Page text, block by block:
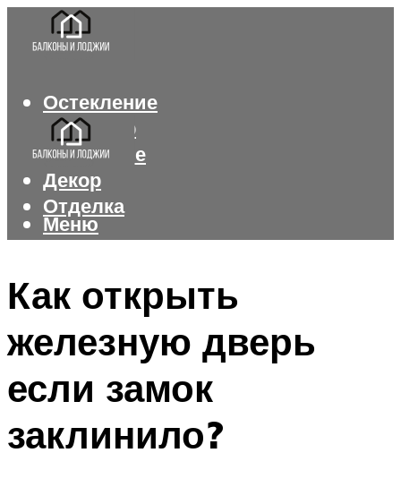
Остекление
Интерьер
Утепление
Декор
Отделка
Меню
Как открыть
железную дверь
если замок
заклинило?